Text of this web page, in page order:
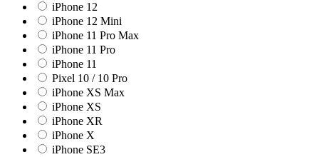
iPhone 12
iPhone 12 Mini
iPhone 11 Pro Max
iPhone 11 Pro
iPhone 11
Pixel 10 / 10 Pro
iPhone XS Max
iPhone XS
iPhone XR
iPhone X
iPhone SE3